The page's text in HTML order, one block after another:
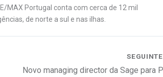
MAX Portugal conta com cerca de 12 mil
de norte a sul e nas ilhas.
SEGUINTE